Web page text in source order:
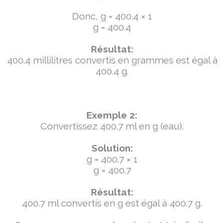
Donc, g = 400.4 × 1
g = 400.4
Résultat:
400.4 millilitres convertis en grammes est égal à
400.4 g.
Exemple 2:
Convertissez 400.7 ml en g (eau).
Solution:
g = 400.7 × 1
g = 400.7
Résultat:
400.7 ml convertis en g est égal à 400.7 g.